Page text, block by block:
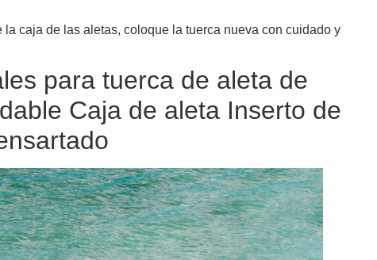
caja de las aletas, coloque la tuerca nueva con cuidado y
para tuerca de aleta de
Caja de aleta Inserto de